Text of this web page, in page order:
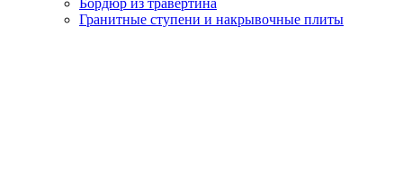
Бордюр из травертина
Гранитные ступени и накрывочные плиты